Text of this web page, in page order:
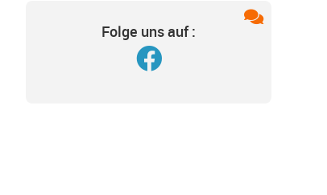
Folge uns auf :